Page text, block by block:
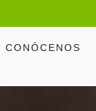
CONÓCENOS